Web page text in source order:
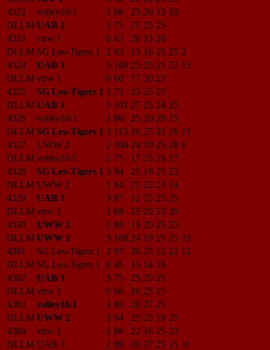
4322
volley16/1 1 68 25 20 13 10
DLLM UAB 1 3 75 25 25 25
4323
vtrw 1 0 63 20 23 20
DLLM SG Leo-Tigers 1 2 83 15 16 25 25 2
4324
UAB 1 3 108 25 25 21 22 15
DLLM vtrw 1 0 60 17 20 23
4325
SG Leo-Tigers 1 3 75 25 25 25
DLLM UAB 1 3 101 27 25 24 25
4326
volley16/1 1 86 25 20 26 15
DLLM SG Leo-Tigers 1 3 113 26 25 21 26 15
4327
UWW 2 2 104 24 19 25 28 8
DLLM volley16/1 1 75 17 25 16 17
4328
SG Leo-Tigers 1 3 94 25 19 25 25
DLLM UWW 2 1 84 25 22 23 14
4329
UAB 1 3 87 12 25 25 25
DLLM vtrw 1 1 88 25 20 23 20
4330
UWW 2 3 88 13 25 25 25
DLLM UWW 2 3 108 24 19 25 25 15
4301
SG Leo-Tigers 1 2 97 26 25 12 22 12
DLLM SG Leo-Tigers 1 0 45 15 14 16
4302
UAB 1 3 75 25 25 25
DLLM vtrw 1 0 66 26 25 15
4303
volley16/1 3 80 28 27 25
DLLM UWW 2 3 94 25 25 19 25
4304
vtrw 1 1 86 22 16 25 23
DLLM UAB 1 2 98 20 27 25 15 11